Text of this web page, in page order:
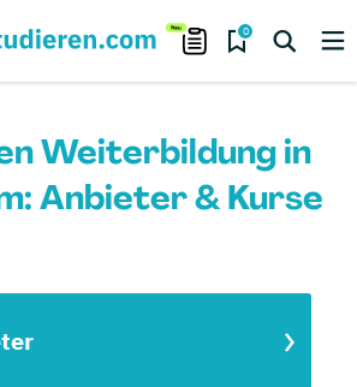
0
Weiterbildung in
Anbieter & Kurse